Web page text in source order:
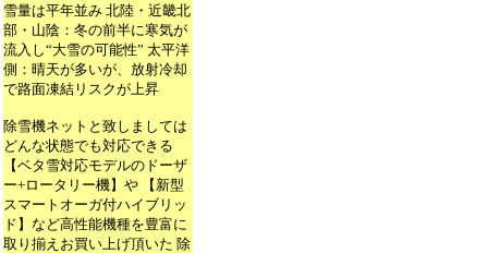
雪量は平年並み 北陸・近畿北
部・山陰：冬の前半に寒気が
流入し“大雪の可能性” 太平洋
側：晴天が多いが、放射冷却
で路面凍結リスクが上昇
除雪機ネットと致しましては
どんな状態でも対応できる
【ベタ雪対応モデルのドーザ
ー+ロータリー機】や 【新型
スマートオーガ付ハイブリッ
ド】など高性能機種を豊富に
取り揃えお買い上げ頂いた 除